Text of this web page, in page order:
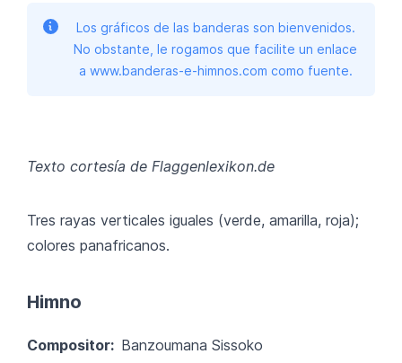
Los gráficos de las banderas son bienvenidos.
No obstante, le rogamos que facilite un enlace
a www.banderas-e-himnos.com como fuente.
Texto cortesía de Flaggenlexikon.de
Tres rayas verticales iguales (verde, amarilla, roja);
colores panafricanos.
Himno
Compositor: Banzoumana Sissoko